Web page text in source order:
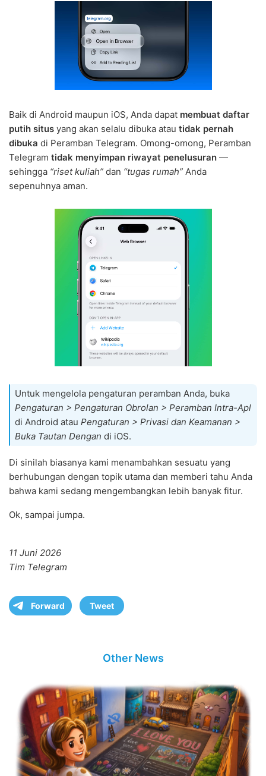
Baik di Android maupun iOS, Anda dapat membuat daftar
putih situs yang akan selalu dibuka atau tidak pernah
dibuka di Peramban Telegram. Omong-omong, Peramban
Telegram tidak menyimpan riwayat penelusuran —
sehingga “riset kuliah” dan “tugas rumah” Anda
sepenuhnya aman.
Untuk mengelola pengaturan peramban Anda, buka
Pengaturan > Pengaturan Obrolan > Peramban Intra-Apl
di Android atau Pengaturan > Privasi dan Keamanan >
Buka Tautan Dengan di iOS.
Di sinilah biasanya kami menambahkan sesuatu yang
berhubungan dengan topik utama dan memberi tahu Anda
bahwa kami sedang mengembangkan lebih banyak fitur.
Ok, sampai jumpa.
11 Juni 2026
Tim Telegram
Forward Tweet
Other News